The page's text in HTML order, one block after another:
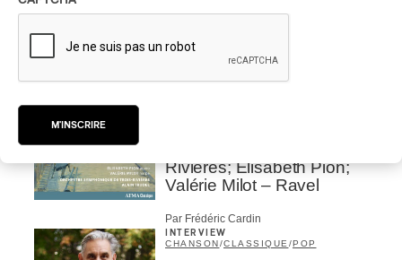
Down
Par Frédéric Cardin
CRITIQUE D'ALBUM
Rivières; Élisabeth Pion;
Valérie Milot – Ravel
Par Frédéric Cardin
INTERVIEW
CHANSON/CLASSIQUE /POP
M'INSCRIRE